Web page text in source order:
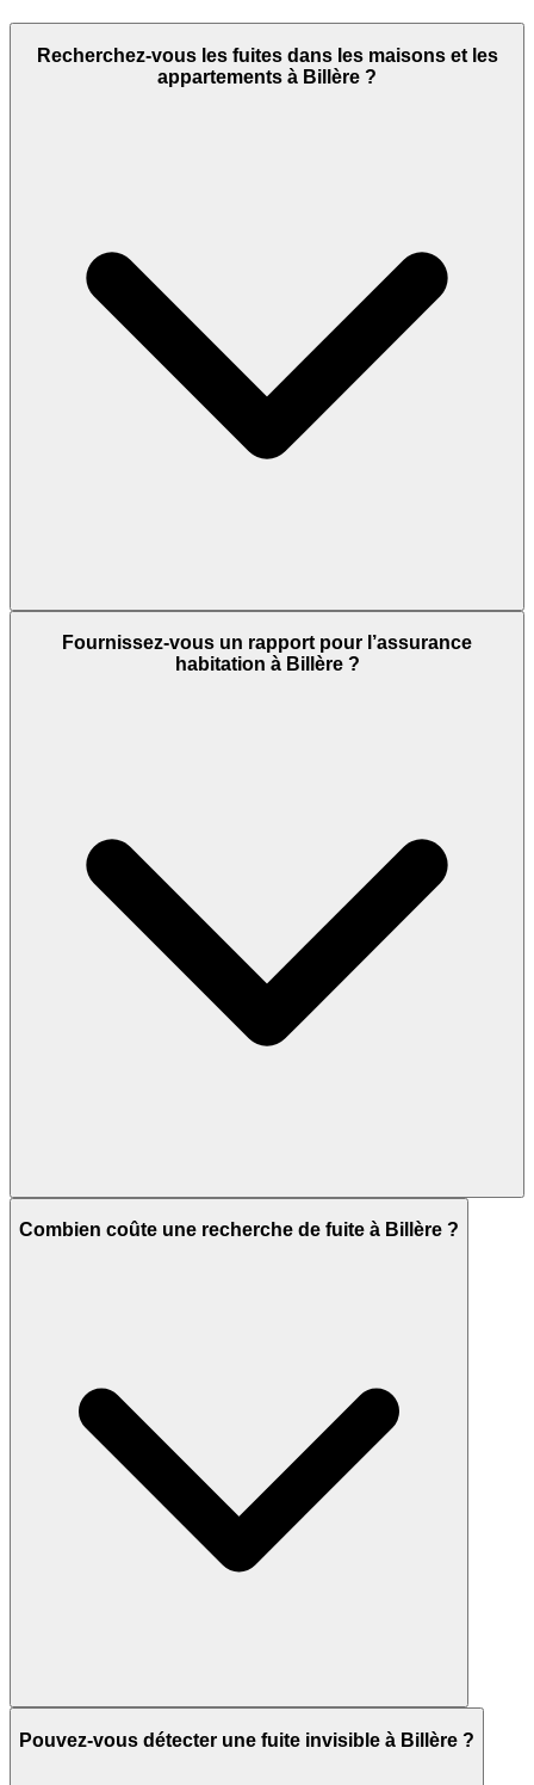
Recherchez-vous les fuites dans les maisons et les
appartements à Billère ?
Fournissez-vous un rapport pour l’assurance
habitation à Billère ?
Combien coûte une recherche de fuite à Billère ?
Pouvez-vous détecter une fuite invisible à Billère ?